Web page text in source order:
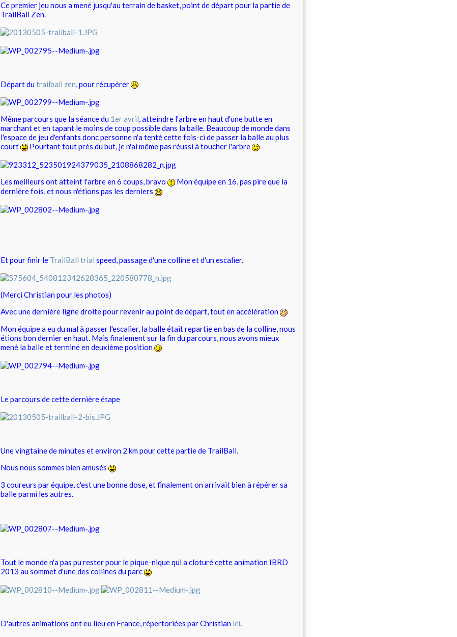
Ce premier jeu nous a mené jusqu'au terrain de basket, point de départ pour la partie de
TrailBall Zen.
Départ dutrailball zen , pour récupérer
Même parcours que la séance du 1er avril, atteindre l'arbre en haut d'une butte en
marchant et en tapant le moins de coup possible dans la balle. Beaucoup de monde dans
l'espace de jeu d'enfants donc personne n'a tenté cette fois-ci de passer la balle au plus
court
Pourtant tout près du but, je n'ai même pas réussi à toucher l'arbre
Les meilleurs ont atteint l'arbre en 6 coups, bravo
Mon équipe en 16, pas pire que la
dernière fois, et nous n'étions pas les derniers
Et pour finir le TrailBall trial speed, passage d'une colline et d'un escalier.
(Merci Christian pour les photos)
Avec une dernière ligne droite pour revenir au point de départ, tout en accélération
Mon équipe a eu du mal à passer l'escalier, la balle était repartie en bas de la colline, nous
étions bon dernier en haut. Mais finalement sur la fin du parcours, nous avons mieux
mené la balle et terminé en deuxième position
Le parcours de cette dernière étape
Une vingtaine de minutes et environ 2 km pour cette partie de TrailBall.
Nous nous sommes bien amusés
3 coureurs par équipe, c'est une bonne dose, et finalement on arrivait bien à répérer sa
balle parmi les autres.
Tout le monde n'a pas pu rester pour le pique-nique qui a cloturé cette animation IBRD
2013 au sommet d'une des collines du parc
D'autres animations ont eu lieu en France, répertoriées par Christian ici.